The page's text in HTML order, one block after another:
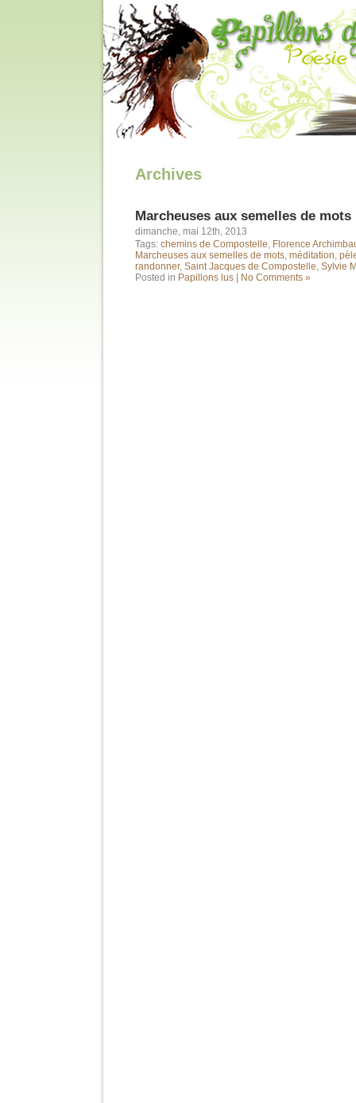
Archives
Marcheuses aux semelles de mots
dimanche, mai 12th, 2013
Tags: chemins de Compostelle, Florence
Marcheuses aux semelles de mots, méditation,
randonner, Saint Jacques de Compostelle, Sylvie
Posted in Papillons lus No Comments »